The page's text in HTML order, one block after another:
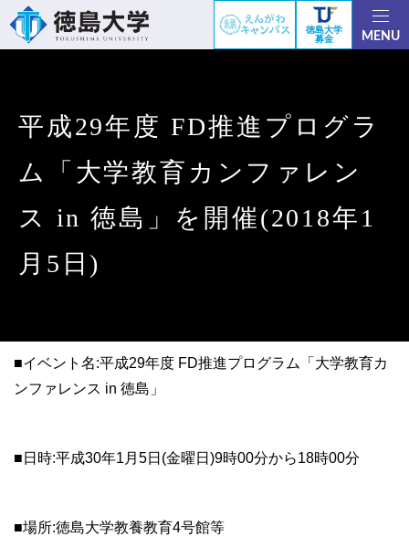
徳島大学
募金
MENU
平成29年度 FD推進プログラ
ム「大学教育カンファレン
ス in 徳島」を開催(2018年1
月5日)
■イベント名:平成29年度 FD推進プログラム「大学教育カ
ンファレンス in 徳島」
■日時:平成30年1月5日(金曜日)9時00分から18時00分
■場所:徳島大学教養教育4号館等